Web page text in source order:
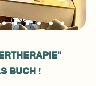
BUCH !